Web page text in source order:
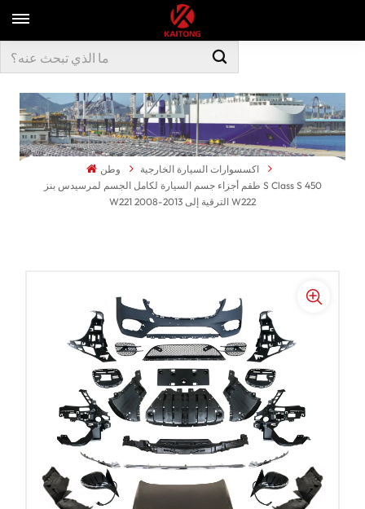
وطن
اكسسوارات السيارة الخارجية
طقم أجزاء جسم السيارة لكامل الجسم لمرسيدس بنز S Class S 450
W221 2008-2013 الترقية إلى W222